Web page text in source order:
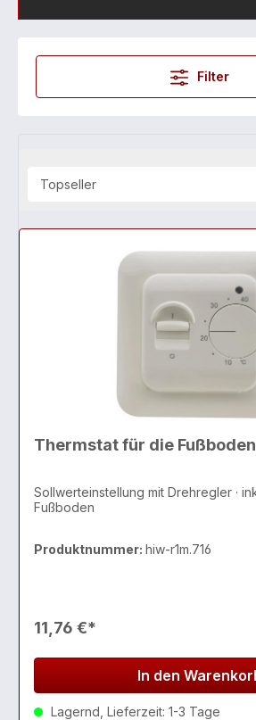
Filter
Thermstat für die
Sollwerteinstellung mit Drehregler ·
Fußboden
Produktnummer: hiw-r1m.716
11,76 €*
In den
Lagernd, Lieferzeit: 1-3 Tage